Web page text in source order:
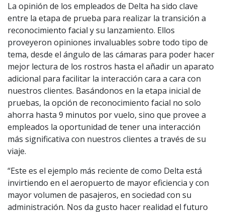
La opinión de los empleados de Delta ha sido clave
entre la etapa de prueba para realizar la transición a
reconocimiento facial y su lanzamiento. Ellos
proveyeron opiniones invaluables sobre todo tipo de
tema, desde el ángulo de las cámaras para poder hacer
mejor lectura de los rostros hasta el añadir un aparato
adicional para facilitar la interacción cara a cara con
nuestros clientes. Basándonos en la etapa inicial de
pruebas, la opción de reconocimiento facial no solo
ahorra hasta 9 minutos por vuelo, sino que provee a
empleados la oportunidad de tener una interacción
más significativa con nuestros clientes a través de su
viaje.
“Este es el ejemplo más reciente de como Delta está
invirtiendo en el aeropuerto de mayor eficiencia y con
mayor volumen de pasajeros, en sociedad con su
administración. Nos da gusto hacer realidad el futuro